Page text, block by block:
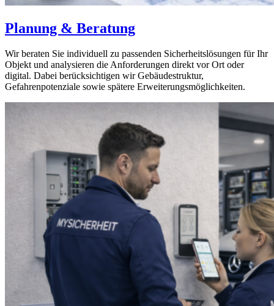
Planung & Beratung
Wir beraten Sie individuell zu passenden Sicherheitslösungen für Ihr
Objekt und analysieren die Anforderungen direkt vor Ort oder
digital. Dabei berücksichtigen wir Gebäudestruktur,
Gefahrenpotenziale sowie spätere Erweiterungsmöglichkeiten.